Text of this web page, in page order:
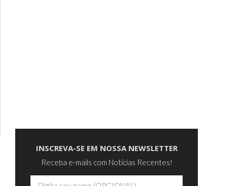
INSCREVA-SE EM NOSSA NEWSLETTER
Receba e-mails com Noticias Recentes!